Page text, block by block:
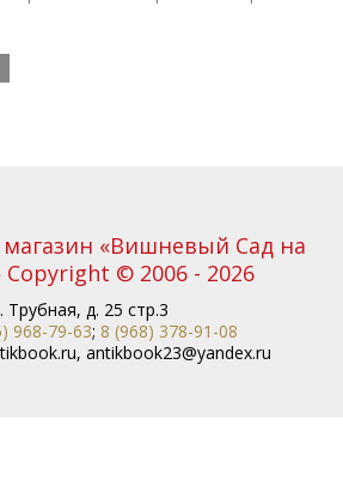
«Вишневый Сад на
© 2006 - 2026
Трубная, д. 25 стр.3
968-79-63; 8 (968) 378-91-08
, antikbook23@yandex.ru